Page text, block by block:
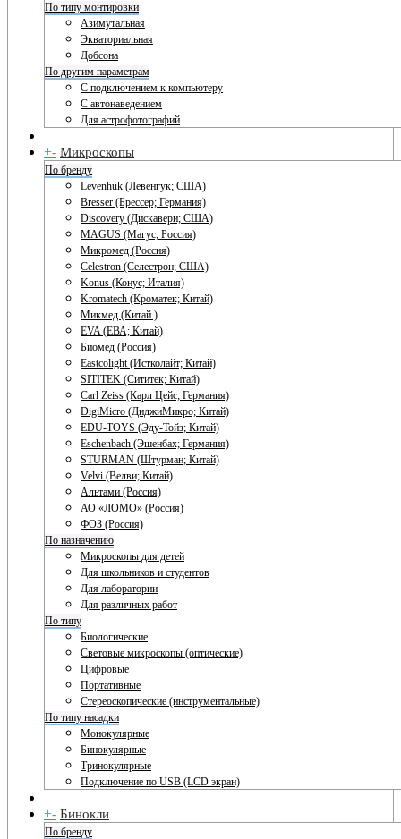
По типу монтировки
Азимутальная
Экваториальная
Добсона
По другим параметрам
С подключением к компьютеру
С автонаведением
Для астрофотографий
+- Микроскопы
По бренду
Levenhuk (Левенгук; США)
Bresser (Брессер; Германия)
Discovery (Дискавери; США)
MAGUS (Магус; Россия)
Микромед (Россия)
Celestron (Селестрон; США)
Konus (Конус; Италия)
Kromatech (Кроматек; Китай)
Микмед (Китай.)
EVA (ЕВА; Китай)
Биомед (Россия)
Eastcolight (Истколайт; Китай)
SITITEK (Сититек; Китай)
Carl Zeiss (Карл Цейс; Германия)
DigiMicro (ДиджиМикро; Китай)
EDU-TOYS (Эду-Тойз; Китай)
Eschenbach (Эшенбах; Германия)
STURMAN (Штурман; Китай)
Velvi (Велви; Китай)
Альтами (Россия)
АО «ЛОМО» (Россия)
ФОЗ (Россия)
По назначению
Микроскопы для детей
Для школьников и студентов
Для лаборатории
Для различных работ
По типу
Биологические
Световые микроскопы (оптические)
Цифровые
Портативные
Стереоскопические (инструментальные)
По типу насадки
Монокулярные
Бинокулярные
Тринокулярные
Подключение по USB (LCD экран)
+- Бинокли
По бренду